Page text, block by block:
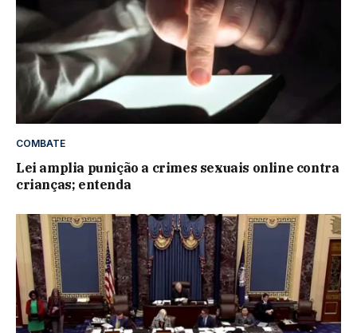
COMBATE
Lei amplia punição a crimes sexuais online contra
crianças; entenda